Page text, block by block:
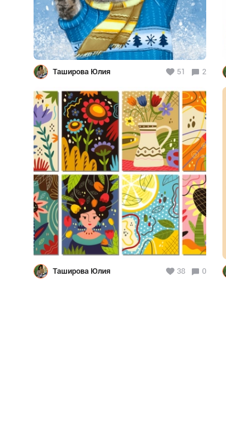
Таширова Юлия 51 2
Таширова Юлия 38 0